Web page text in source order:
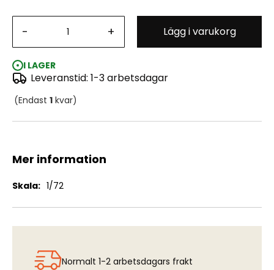
- + Lägg i varukorg
I LAGER
Leveranstid: 1-3 arbetsdagar
(Endast 1 kvar)
Mer information
Mer
1/72
Normalt 1-2 arbetsdagars frakt